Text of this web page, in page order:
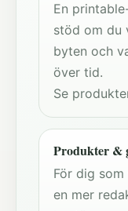
En
stöd om du
byten och
över tid.
Se
Produkter &
För dig
en mer